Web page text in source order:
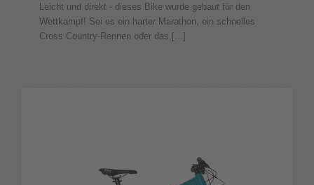
Leicht und direkt - dieses Bike wurde gebaut für den
Wettkampf! Sei es ein harter Marathon, ein schnelles
Cross Country-Rennen oder das [...]